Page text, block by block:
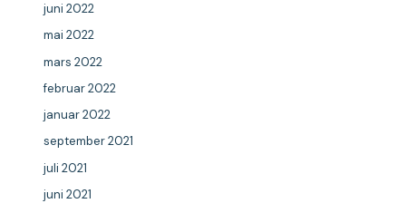
juni 2022
mai 2022
mars 2022
februar 2022
januar 2022
september 2021
juli 2021
juni 2021